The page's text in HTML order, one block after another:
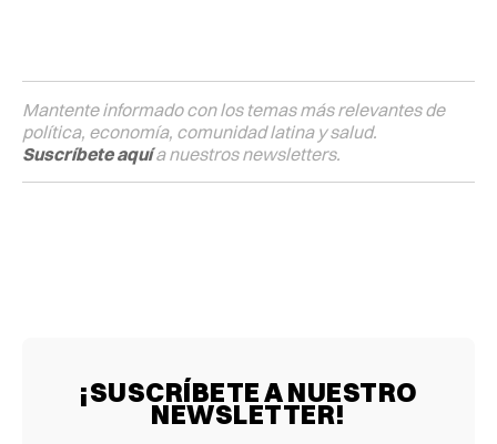
Mantente informado con los temas más relevantes de
política, economía, comunidad latina y salud.
Suscríbete aquía nuestros newsletters.
¡SUSCRÍBETE A NUESTRO
NEWSLETTER!